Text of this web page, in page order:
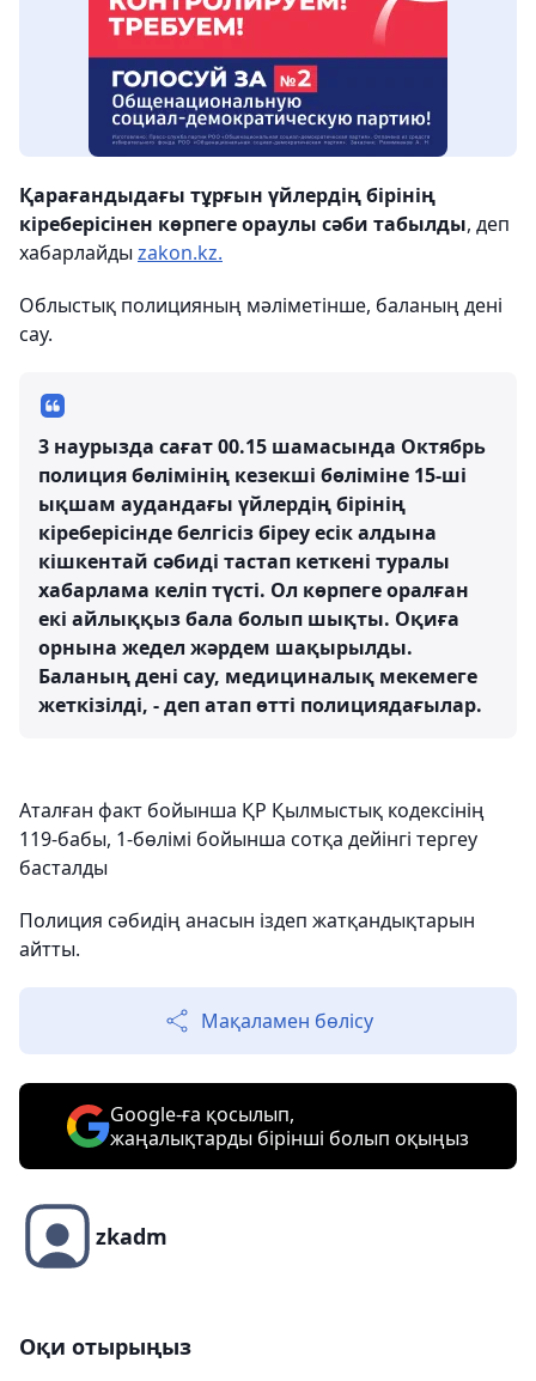
Қарағандыдағы тұрғын үйлердің бірінің
кіреберісінен көрпеге ораулы сәби табылды, деп
хабарлайды zakon.kz.
Облыстық полицияның мәліметінше, баланың дені
сау.
3 наурызда сағат 00.15 шамасында Октябрь
полиция бөлімінің кезекші бөліміне 15-ші
ықшам аудандағы үйлердің бірінің
кіреберісінде белгісіз біреу есік алдына
кішкентай сәбиді тастап кеткені туралы
хабарлама келіп түсті. Ол көрпеге оралған
екі айлыққыз бала болып шықты. Оқиға
орнына жедел жәрдем шақырылды.
Баланың дені сау, медициналық мекемеге
жеткізілді, - деп атап өтті полициядағылар.
Аталған факт бойынша ҚР Қылмыстық кодексінің
119-бабы, 1-бөлімі бойынша сотқа дейінгі тергеу
басталды
Полиция сәбидің анасын іздеп жатқандықтарын
айтты.
Мақаламен бөлісу
Google-ға қосылып,
жаңалықтарды бірінші болып оқыңыз
zkadm
Оқи отырыңыз